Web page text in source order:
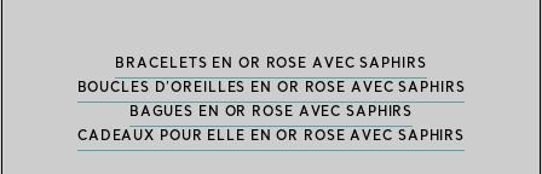
BRACELETS EN OR ROSE AVEC SAPHIRS
BOUCLES D’OREILLES EN OR ROSE AVEC SAPHIRS
BAGUES EN OR ROSE AVEC SAPHIRS
CADEAUX POUR ELLE EN OR ROSE AVEC SAPHIRS